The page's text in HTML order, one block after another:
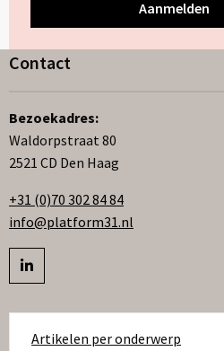
Artikelen per onderwerp
Contact
Bezoekadres:
Waldorpstraat 80
2521 CD Den Haag
+31 (0)70 302 84 84
info@platform31.nl
Bezoek
op
linkedIn